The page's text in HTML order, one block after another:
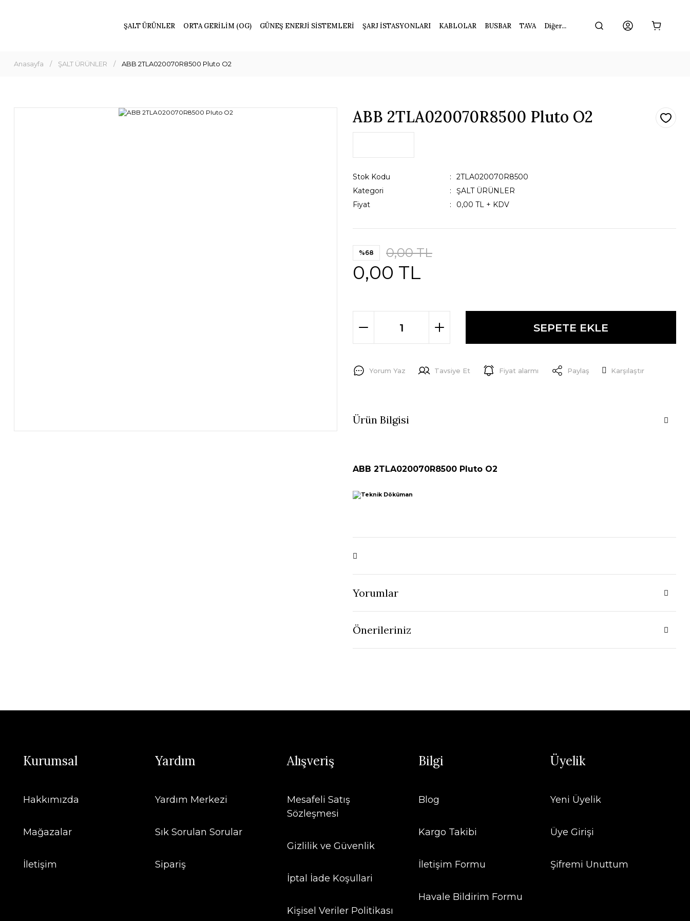
ŞALT ÜRÜNLER ORTA GERİLİM (OG) GÜNEŞ ENERJİ SİSTEMLERİ ŞARJ İSTASYONLARI KABLOLAR BUSBAR TAVA Diğer...
Anasayfa ŞALT ÜRÜNLER ABB 2TLA020070R8500 Pluto O2
ABB 2TLA020070R8500 Pluto O2
Stok Kodu
2TLA020070R8500
Kategori
ŞALT ÜRÜNLER
Fiyat
0,00 TL + KDV
%68 0,00 TL
0,00 TL
SEPETE EKLE
Yorum Yaz Tavsiye Et Fiyat alarmı Paylaş Karşılaştır
Ürün Bilgisi
ABB 2TLA020070R8500 Pluto O2
Yorumlar
Önerileriniz
Kurumsal
Hakkımızda
Mağazalar
İletişim
Yardım
Yardım Merkezi
Sık Sorulan Sorular
Sipariş
Alışveriş
Mesafeli Satış
Sözleşmesi
Gizlilik ve Güvenlik
İptal İade Koşullari
Kişisel Veriler Politikası
Bilgi
Blog
Kargo Takibi
İletişim Formu
Havale Bildirim Formu
Üyelik
Yeni Üyelik
Üye Girişi
Şifremi Unuttum